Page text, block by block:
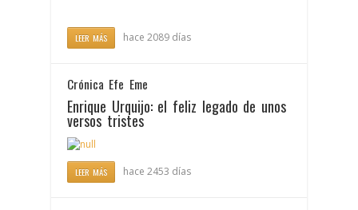
LEER MÁS hace 2089 días
Crónica Efe Eme
Enrique Urquijo: el feliz legado de unos
versos tristes
LEER MÁS hace 2453 días